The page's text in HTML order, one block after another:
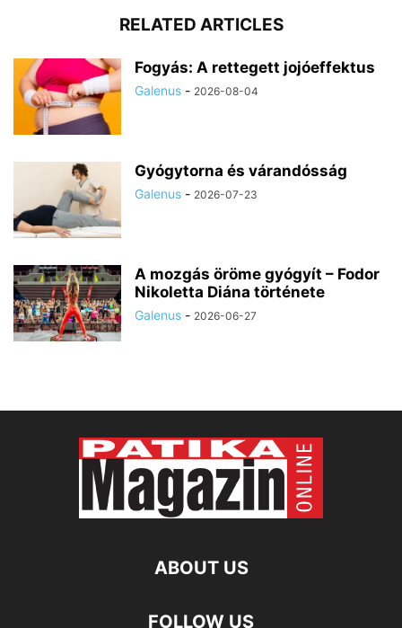
RELATED ARTICLES
Fogyás: A rettegett jojóeffektus
Galenus - 2026-08-04
Gyógytorna és várandósság
Galenus - 2026-07-23
A mozgás öröme gyógyít – Fodor
Nikoletta Diána története
Galenus - 2026-06-27
ABOUT US
FOLLOW US